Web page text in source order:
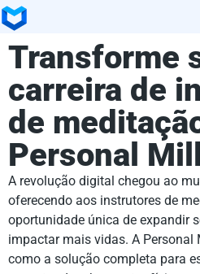
Transforme
carreira de
de
Personal
A revolução digital chegou ao
oferecendo aos instrutores de
oportunidade única de expandir
impactar mais vidas. A Personal
como a solução completa para